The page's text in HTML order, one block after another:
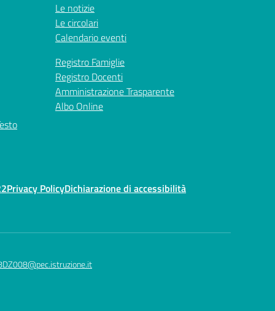
Le notizie
Le circolari
Calendario eventi
Registro Famiglie
Registro Docenti
Amministrazione Trasparente
Albo Online
Privacy PolicyDichiarazione di accessibilità